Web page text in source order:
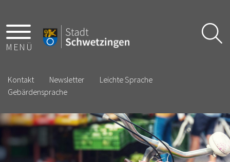
MENÜ
Kontakt Newsletter
Leichte Sprache
Gebärdensprache